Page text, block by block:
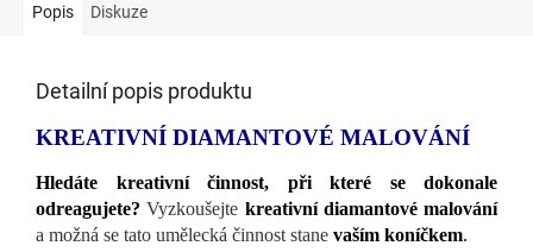
Popis Diskuze
Detailní popis produktu
KREATIVNÍ DIAMANTOVÉ MALOVÁNÍ
Hledáte kreativní činnost, při které se dokonale
odreagujete? Vyzkoušejte kreativní diamantové malování
a možná se tato umělecká činnost stane vaším koníčkem.